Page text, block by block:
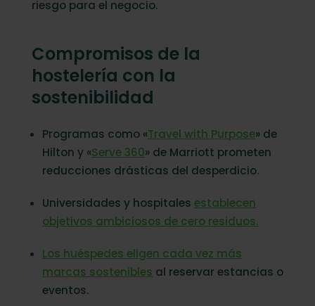
riesgo para el negocio.
Compromisos de la
hostelería con la
sostenibilidad
Programas como «Travel with Purpose» de
Hilton y «Serve 360» de Marriott prometen
reducciones drásticas del desperdicio.
Universidades y hospitales establecen
objetivos ambiciosos de cero residuos.
Los huéspedes eligen cada vez más
marcas sostenibles al reservar estancias o
eventos.